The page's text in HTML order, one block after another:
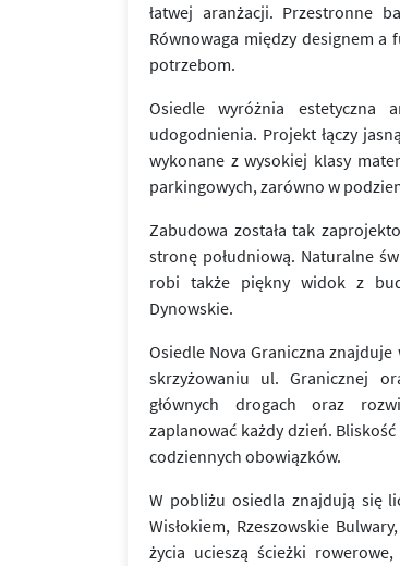
łatwej aranżacji. Przestronne
Równowaga między designem
potrzebom.
Osiedle wyróżnia estetyczna
udogodnienia. Projekt łączy
wykonane z wysokiej klasy
parkingowych, zarówno w
Zabudowa została tak
stronę południową. Naturalne
robi także piękny widok z
Dynowskie.
Osiedle Nova Graniczna
skrzyżowaniu ul. Granicznej
głównych drogach oraz
zaplanować każdy dzień. Bliskość
codziennych obowiązków.
W pobliżu osiedla znajdują się
Wisłokiem, Rzeszowskie
życia ucieszą ścieżki